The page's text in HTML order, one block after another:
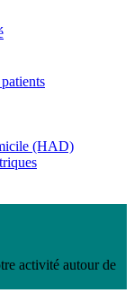
(HAD)
activité autour de